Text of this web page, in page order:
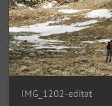
IMG_1202-editat